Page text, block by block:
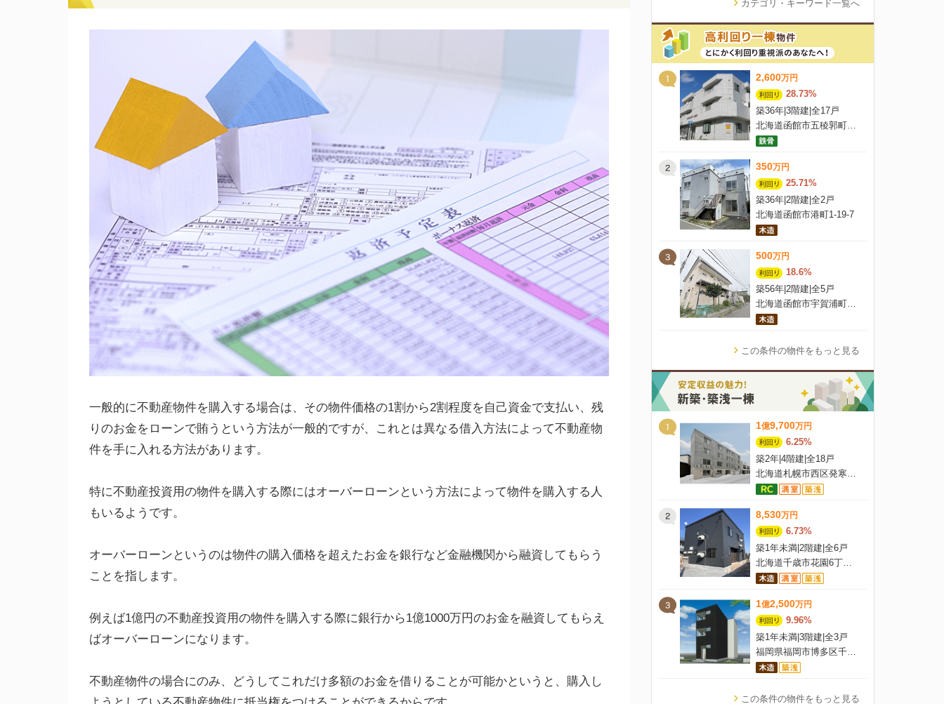
一般的に不動産物件を購入する場合は、その物件価格の1割から2割程度を自己資金で支払い、残
りのお金をローンで賄うという方法が一般的ですが、これとは異なる借入方法によって不動産物
件を手に入れる方法があります。
特に不動産投資用の物件を購入する際にはオーバーローンという方法によって物件を購入する人
もいるようです。
オーバーローンというのは物件の購入価格を超えたお金を銀行など金融機関から融資してもらう
ことを指します。
例えば1億円の不動産投資用の物件を購入する際に銀行から1億1000万円のお金を融資してもらえ
ばオーバーローンになります。
不動産物件の場合にのみ、どうしてこれだけ多額のお金を借りることが可能かというと、購入し
カテゴリ・キーワード一覧へ
2,600万円
28.73%
築36年 3階建 全17戸
北海道函館市五稜郭町3-1
350万円
25.71%
築36年 2階建 全2戸
北海道函館市港町1-19-7
500万円
18.6%
築56年 2階建 全5戸
北海道函館市宇賀浦町3番15号
この条件の物件をもっと見る
1億9,700万円
6.25%
築2年|4階建|全18戸
8,530万円
6.73%
築1年未満|2階建|全6戸
1億2,500万円
9.96%
築1年未満|3階建|全3戸
この条件の物件をもっと見る